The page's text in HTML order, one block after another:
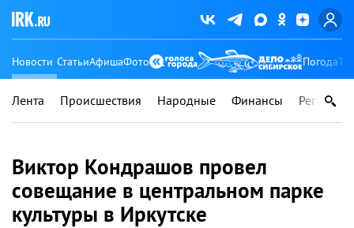
Новости СтатьиАфишаФото Погода
Лента Происшествия Народные Финансы Регионы
Виктор Кондрашов провел
совещание в центральном парке
культуры в Иркутске